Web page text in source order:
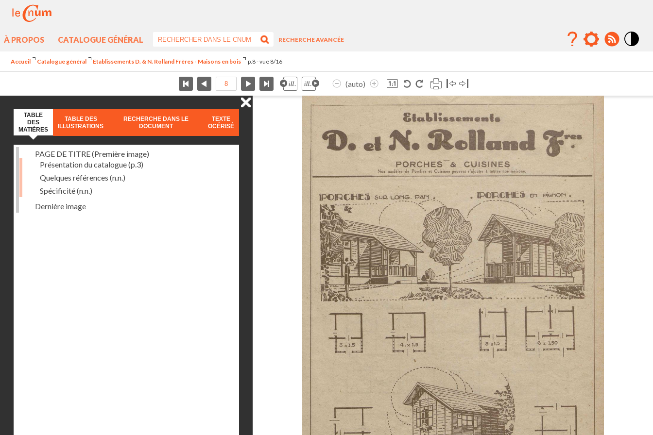
À PROPOS CATALOGUE GÉNÉRAL
RECHERCHE AVANCÉE
Accueil Catalogue général Etablissements D. & N. Rolland Frères - Maisons en bois p.8 - vue 8/16
(auto)
TABLE
DES
MATIÈRES
TABLE DES
ILLUSTRATIONS
RECHERCHE DANS LE
DOCUMENT
TEXTE
OCÉRISÉ
PAGE DE TITRE (Première image)
Présentation du catalogue(p.3)
Quelques références (n.n.)
Spécificité(n.n.)
Dernière image